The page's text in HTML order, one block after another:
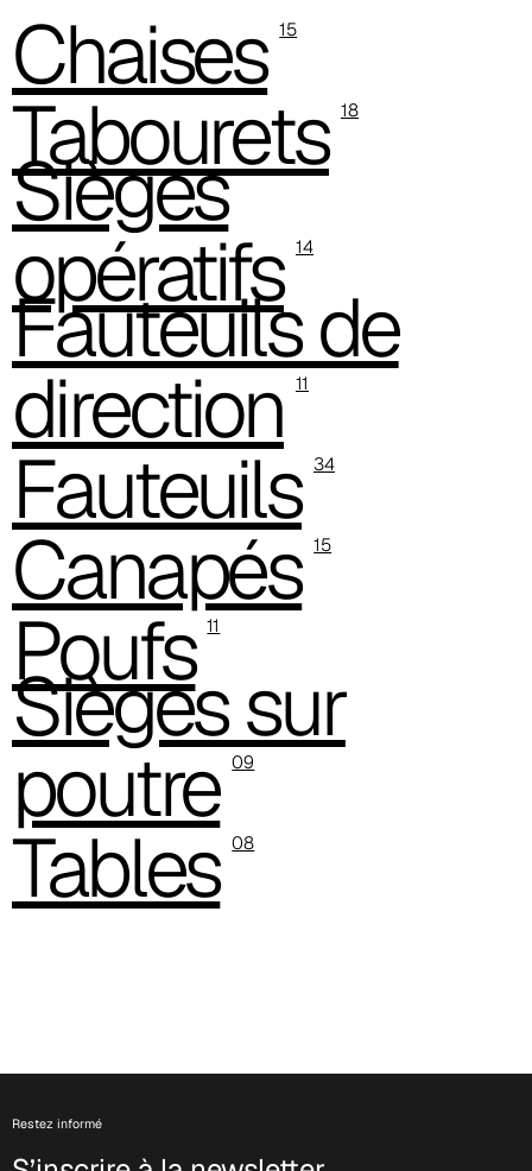
C 384
C 38M
Chaises 15
Tabourets 18
Sièges
opératifs 14
Fauteuils de
direction 11
Fauteuils 34
Canapés 15
Poufs 11
Sièges sur
poutre 09
Tables 08
Restez informé